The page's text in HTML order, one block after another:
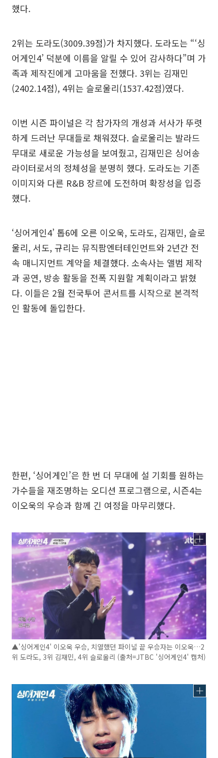
했다.
2위는 도라도(3009.39점)가 차지했다. 도라도는 “‘싱
어게인4’ 덕분에 이름을 알릴 수 있어 감사하다”며 가
족과 제작진에게 고마움을 전했다. 3위는 김재민
(2402.14점), 4위는 슬로울리(1537.42점)였다.
이번 시즌 파이널은 각 참가자의 개성과 서사가 뚜렷
하게 드러난 무대들로 채워졌다. 슬로울리는 발라드
무대로 새로운 가능성을 보여줬고, 김재민은 싱어송
라이터로서의 정체성을 분명히 했다. 도라도는 기존
이미지와 다른 R&B 장르에 도전하며 확장성을 입증
했다.
‘싱어게인4’ 톱6에 오른 이오욱, 도라도, 김재민, 슬로
울리, 서도, 규리는 뮤직팜엔터테인먼트와 2년간 전
속 매니지먼트 계약을 체결했다. 소속사는 앨범 제작
과 공연, 방송 활동을 전폭 지원할 계획이라고 밝혔
다. 이들은 2월 전국투어 콘서트를 시작으로 본격적
인 활동에 돌입한다.
한편, ‘싱어게인’은 한 번 더 무대에 설 기회를 원하는
가수들을 재조명하는 오디션 프로그램으로, 시즌4는
이오욱의 우승과 함께 긴 여정을 마무리했다.
▲'싱어게인4' 이오욱 우승, 치열했던 파이널 끝 우승자는 이오욱…2
위 도라도, 3위 김재민, 4위 슬로울리 (출처=JTBC '싱어게인4' 캡처)